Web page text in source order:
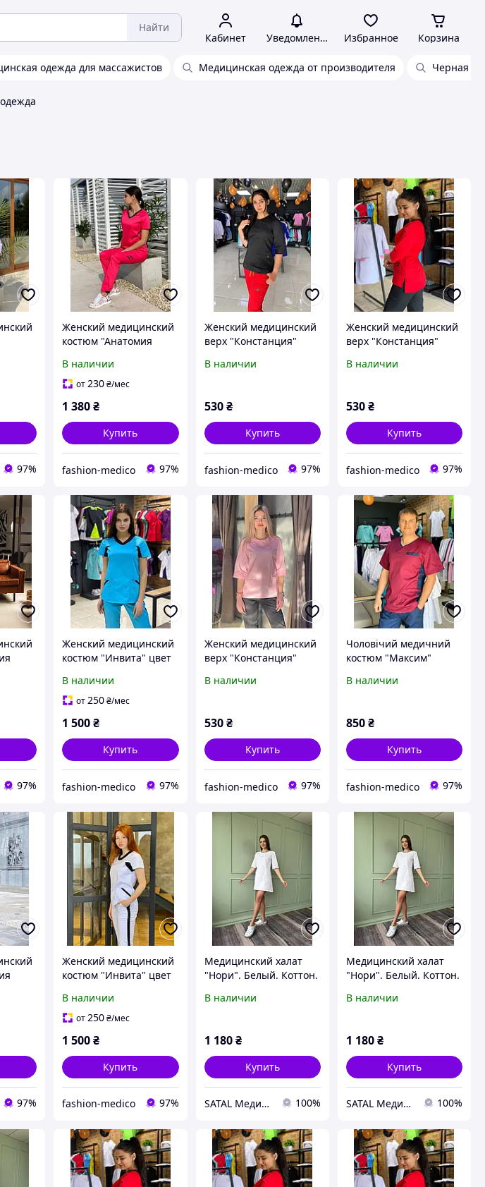
Найти
Кабинет Уведомления Избранное Корзина
одежда для массажистов Медицинская одежда от производителя Черная
97%
Женский медицинский
костюм "Анатомия
В наличии
от230₴/мес
1 380₴
Купить
fashion-medico 97%
Женский медицинский
верх "Констанция"
В наличии
530 ₴
Купить
fashion-medico 97%
Женский медицинский
верх "Констанция"
В наличии
530₴
Купить
fashion-medico 97%
97%
Женский медицинский
костюм "Инвита" цвет
В наличии
от250₴/мес
1 500₴
Купить
fashion-medico 97%
Женский медицинский
верх "Констанция"
В наличии
530 ₴
Купить
fashion-medico 97%
Чоловічий медичний
костюм "Максим"
В наличии
850₴
Купить
fashion-medico 97%
97%
Женский медицинский
костюм "Инвита" цвет
В наличии
от250₴/мес
1 500₴
Купить
fashion-medico 97%
Медицинский халат
"Нори". Белый. Коттон.
В наличии
1 180 ₴
Купить
SATAL Медицинская одежда 100%
Медицинский халат
"Нори". Белый. Коттон.
В наличии
1 180₴
Купить
SATAL Медицинская одежда 100%